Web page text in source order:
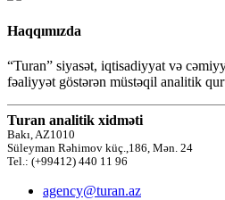
Haqqımızda
“Turan” siyasət, iqtisadiyyat və
fəaliyyət göstərən müstəqil analitik
Turan analitik xidməti
Bakı, AZ1010
Süleyman Rəhimov küç.,186, Mən. 24
Tel.: (+99412) 440 11 96
agency@turan.az